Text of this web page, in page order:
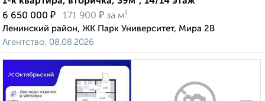
6 650 000 ₽ 171 900 ₽ за м²
Ленинский район, ЖК Парк Университет, Мира 2В
Агентство, 08.08.2026